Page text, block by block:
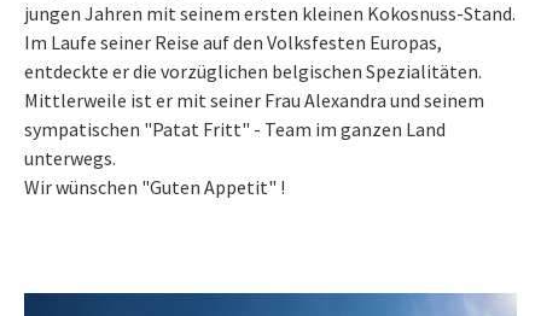
jungen Jahren mit seinem ersten kleinen Kokosnuss-Stand.
Im Laufe seiner Reise auf den Volksfesten Europas,
entdeckte er die vorzüglichen belgischen Spezialitäten.
Mittlerweile ist er mit seiner Frau Alexandra und seinem
sympatischen "Patat Fritt" - Team im ganzen Land
unterwegs.
Wir wünschen "Guten Appetit" !